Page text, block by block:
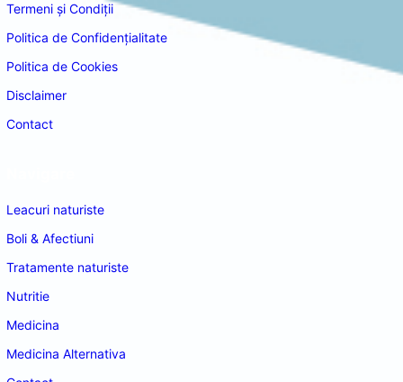
Termeni și Condiții
Politica de Confidențialitate
Politica de Cookies
Disclaimer
Contact
Leacuri naturiste
Boli & Afectiuni
Tratamente naturiste
Nutritie
Medicina
Medicina Alternativa